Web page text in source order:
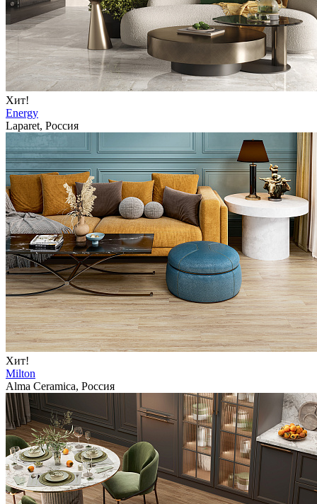
Хит!
Energy
Laparet, Россия
Хит!
Milton
Alma Ceramica, Россия